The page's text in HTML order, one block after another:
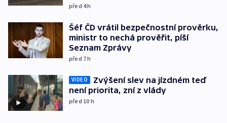
před 4h
Šéf ČD vrátil bezpečnostní prověrku,
ministr to nechá prověřit, píší
Seznam Zprávy
před 7h
VIDEO
Zvýšení slev na jízdném teď
není priorita, zní z vlády
před 10 h